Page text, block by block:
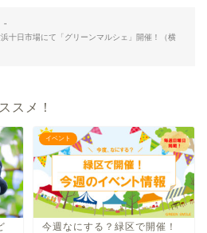
”
十日市場にて「グリーンマルシェ」開催！（横
スメ！
イベント
今週なにする？緑区で開催！